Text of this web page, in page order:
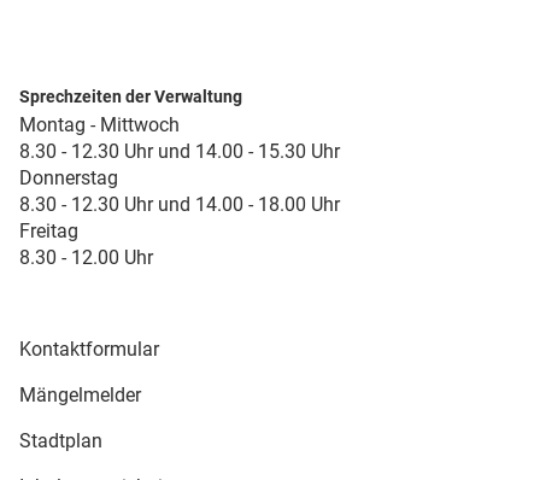
Sprechzeiten der Verwaltung
Montag - Mittwoch
8.30 - 12.30 Uhr und 14.00 - 15.30 Uhr
Donnerstag
8.30 - 12.30 Uhr und 14.00 - 18.00 Uhr
Freitag
8.30 - 12.00 Uhr
Kontaktformular
Mängelmelder
Stadtplan